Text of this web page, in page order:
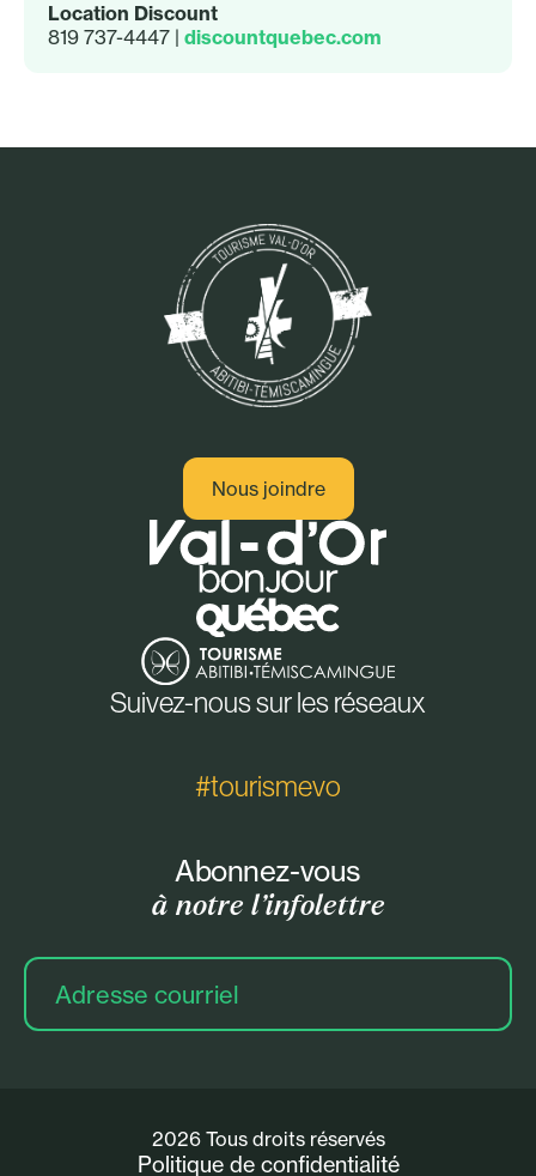
Location Discount
819 737-4447 | discountquebec.com
Nous joindre
Suivez-nous sur les réseaux
#tourismevo
Abonnez-vous
à notre l’infolettre
Adresse
courriel
2026 Tous droits réservés
Politique de confidentialité